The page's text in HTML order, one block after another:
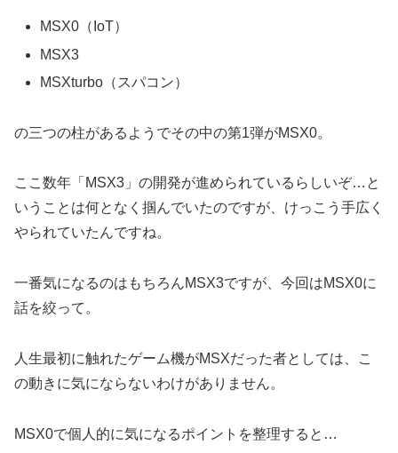
MSX0（IoT）
MSX3
MSXturbo（スパコン）
の三つの柱があるようでその中の第1弾がMSX0。
ここ数年「MSX3」の開発が進められているらしいぞ…と
いうことは何となく掴んでいたのですが、けっこう手広く
やられていたんですね。
一番気になるのはもちろんMSX3ですが、今回はMSX0に
話を絞って。
人生最初に触れたゲーム機がMSXだった者としては、こ
の動きに気にならないわけがありません。
MSX0で個人的に気になるポイントを整理すると…